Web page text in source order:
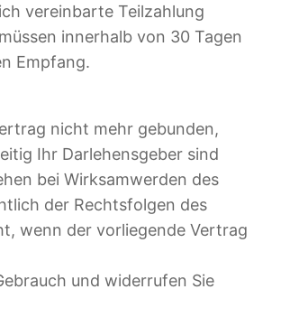
vereinbarte Teilzahlung
innerhalb von 30 Tagen
Empfang.
nicht mehr gebunden,
Ihr Darlehensgeber sind
bei Wirksamwerden des
der Rechtsfolgen des
wenn der vorliegende Vertrag
und widerrufen Sie